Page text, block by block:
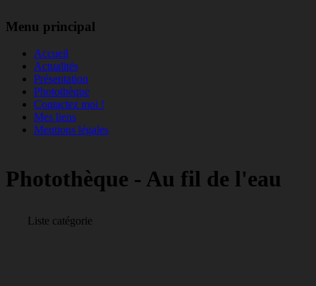
Menu principal
Accueil
Actualités
Présentation
Photothèque
Contactez moi !
Mes liens
Mentions légales
Photothèque - Au fil de l'eau
Liste catégorie